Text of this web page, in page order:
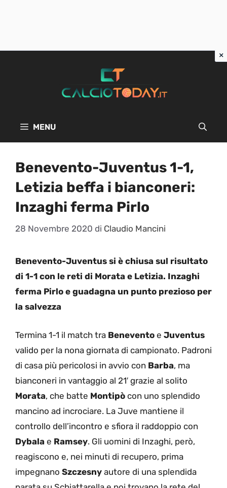
MENU
Benevento-Juventus 1-1,
Letizia beffa i bianconeri:
Inzaghi ferma Pirlo
28 Novembre 2020 di Claudio Mancini
Benevento-Juventus si è chiusa sul risultato
di 1-1 con le reti di Morata e Letizia. Inzaghi
ferma Pirlo e guadagna un punto prezioso per
la salvezza
Termina 1-1 il match tra Benevento e Juventus
valido per la nona giornata di campionato. Padroni
di casa più pericolosi in avvio con Barba, ma
bianconeri in vantaggio al 21′ grazie al solito
Morata, che batte Montipò con uno splendido
mancino ad incrociare. La Juve mantiene il
controllo dell’incontro e sfiora il raddoppio con
Dybala e Ramsey. Gli uomini di Inzaghi, però,
reagiscono e, nei minuti di recupero, prima
impegnano Szczesny autore di una splendida